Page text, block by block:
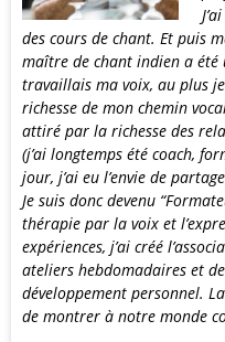
des cours de chant. Et puis
maître de chant indien a
travaillais ma voix, au plus
richesse de mon chemin
attiré par la richesse des
(j’ai longtemps été coach,
jour, j’ai eu l’envie de
Je suis donc devenu
thérapie par la voix et
expériences, j’ai créé
ateliers hebdomadaires et
développement personnel.
de montrer à notre monde